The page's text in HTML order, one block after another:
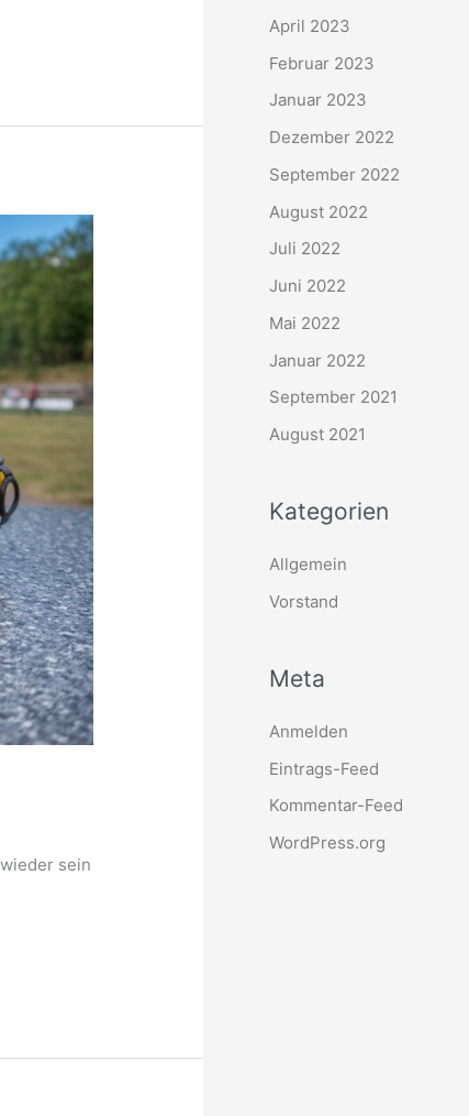
sein
April 2023
Februar 2023
Januar 2023
Dezember 2022
September 2022
August 2022
Juli 2022
Juni 2022
Mai 2022
Januar 2022
September 2021
August 2021
Kategorien
Allgemein
Vorstand
Meta
Anmelden
Eintrags-Feed
Kommentar-Feed
WordPress.org